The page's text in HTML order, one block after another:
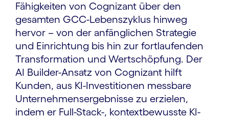
Fähigkeiten von Cognizant über den
gesamten GCC-Lebenszyklus hinweg
hervor – von der anfänglichen Strategie
und Einrichtung bis hin zur fortlaufenden
Transformation und Wertschöpfung. Der
AI Builder-Ansatz von Cognizant hilft
Kunden, aus KI-Investitionen messbare
Unternehmensergebnisse zu erzielen,
indem er Full-Stack-, kontextbewusste KI-